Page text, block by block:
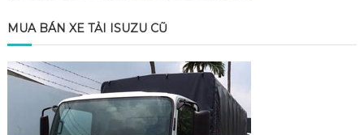
MUA BÁN XE TẢI ISUZU CŨ